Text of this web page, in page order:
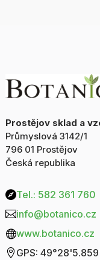
Prostějov sklad a
Průmyslová 3142/1
796 01 Prostějov
Česká republika
Tel.: 582 361 760
info@botanico.cz
www.botanico.cz
GPS: